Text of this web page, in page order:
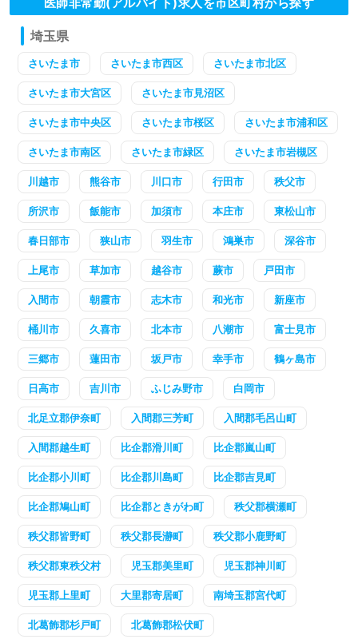
埼玉県
さいたま市 さいたま市西区 さいたま市北区
さいたま市大宮区 さいたま市見沼区
さいたま市中央区 さいたま市桜区 さいたま市浦和区
さいたま市南区 さいたま市緑区 さいたま市岩槻区
川越市 熊谷市 川口市 行田市 秩父市
所沢市 飯能市 加須市 本庄市 東松山市
春日部市 狭山市 羽生市 鴻巣市 深谷市
上尾市 草加市 越谷市 蕨市 戸田市
入間市 朝霞市 志木市 和光市 新座市
桶川市 久喜市 北本市 八潮市 富士見市
三郷市 蓮田市 坂戸市 幸手市 鶴ヶ島市
日高市 吉川市 ふじみ野市 白岡市
北足立郡伊奈町 入間郡三芳町 入間郡毛呂山町
入間郡越生町 比企郡滑川町 比企郡嵐山町
比企郡小川町 比企郡川島町 比企郡吉見町
比企郡鳩山町 比企郡ときがわ町 秩父郡横瀬町
秩父郡皆野町 秩父郡長瀞町 秩父郡小鹿野町
秩父郡東秩父村 児玉郡美里町 児玉郡神川町
児玉郡上里町 大里郡寄居町 南埼玉郡宮代町
北葛飾郡杉戸町 北葛飾郡松伏町